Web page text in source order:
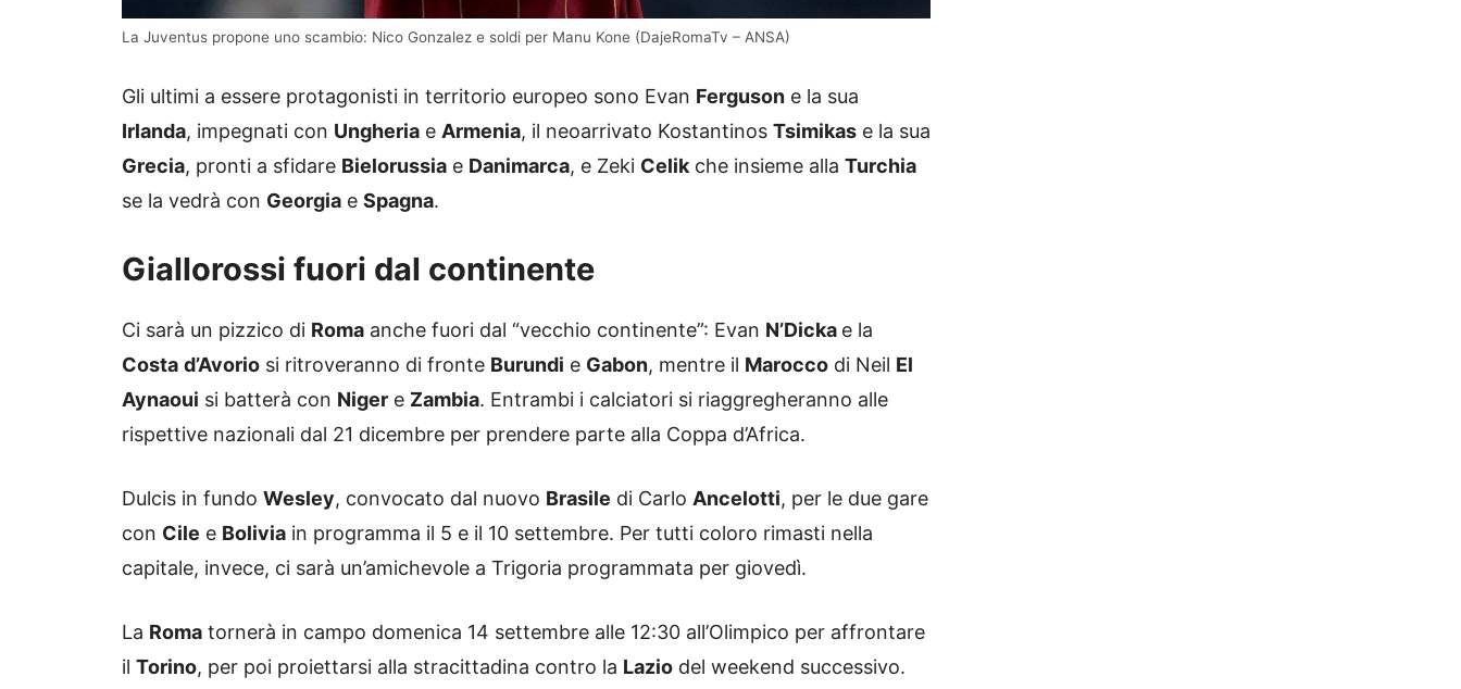
La Juventus propone uno scambio: Nico Gonzalez e soldi per Manu Kone (DajeRomaTv – ANSA)
Gli ultimi a essere protagonisti in territorio europeo sono Evan Ferguson e la sua
Irlanda, impegnati con Ungheria e Armenia, il neoarrivato Kostantinos Tsimikas e la sua
Grecia, pronti a sfidare Bielorussia e Danimarca, e Zeki Celikche insieme alla Turchia
se la vedrà con Georgia e Spagna.
Giallorossi fuori dal continente
Ci sarà un pizzico di Roma anche fuori dal “vecchio continente”: Evan N’Dicka e la
Costa d’Avorio si ritroveranno di fronte Burundi e Gabon, mentre il Marocco di Neil El
Aynaoui si batterà con Niger e Zambia. Entrambi i calciatori si riaggregheranno alle
rispettive nazionali dal 21 dicembre per prendere parte alla Coppa d’Africa.
Dulcis in fundo Wesley, convocato dal nuovo Brasile di Carlo Ancelotti, per le due gare
con Cile e Bolivia in programma il 5 e il 10 settembre. Per tutti coloro rimasti nella
capitale, invece, ci sarà un’amichevole a Trigoria programmata per giovedì.
La Roma tornerà in campo domenica 14 settembre alle 12:30 all’Olimpico per affrontare
il Torino, per poi proiettarsi alla stracittadina contro la Lazio del weekend successivo.